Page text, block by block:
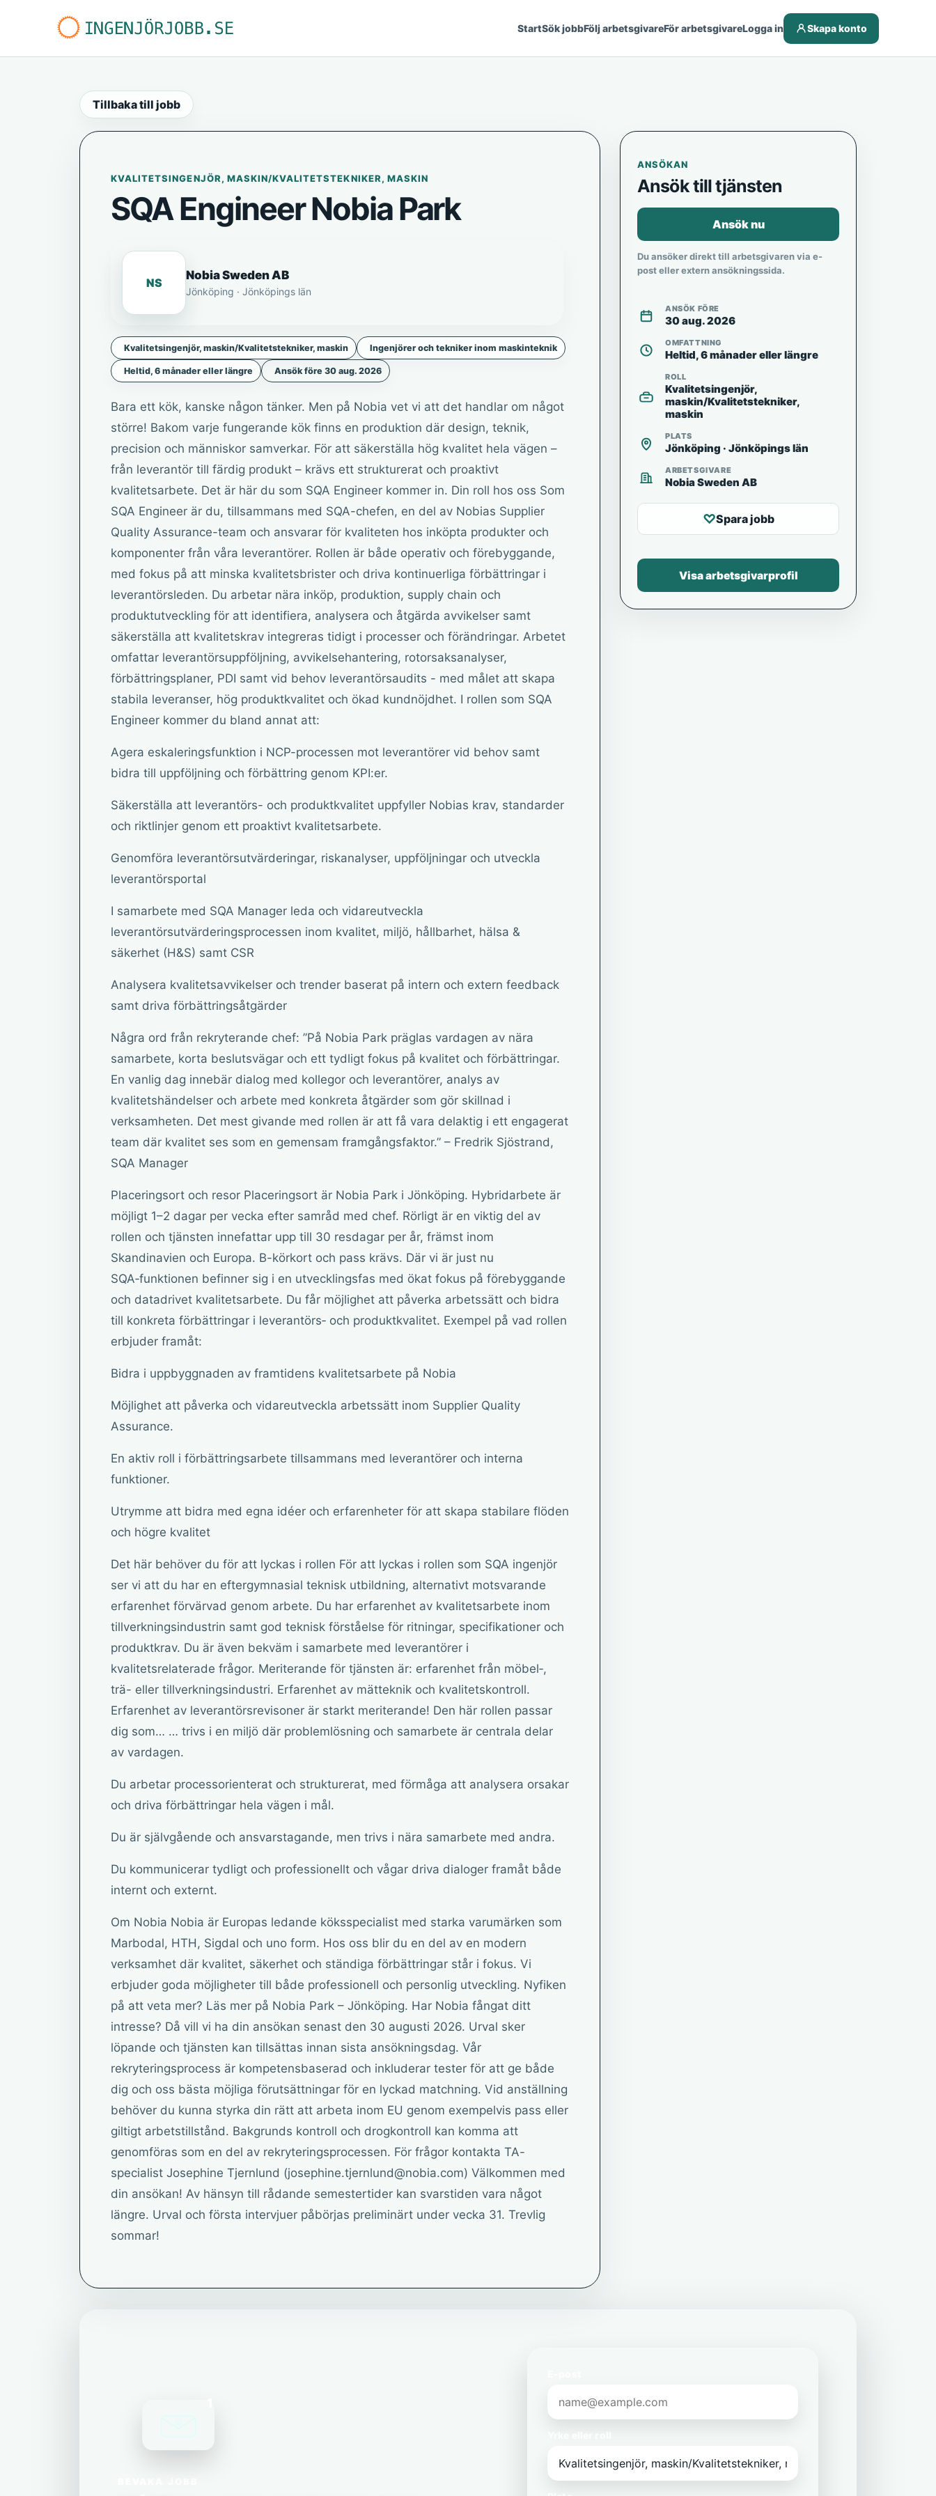
StartSök jobbFölj arbetsgivareFör arbetsgivareLogga in Skapa konto
Tillbaka till jobb
KVALITETSINGENJÖR, MASKIN/KVALITETSTEKNIKER, MASKIN
SQA Engineer Nobia Park
NS
Nobia Sweden AB
Jönköping · Jönköpings län
Kvalitetsingenjör, maskin/Kvalitetstekniker, maskin Ingenjörer och tekniker inom maskinteknik
Heltid, 6 månader eller längre Ansök före 30 aug. 2026
Bara ett kök, kanske någon tänker. Men på Nobia vet vi att det handlar om något
större! Bakom varje fungerande kök finns en produktion där design, teknik,
precision och människor samverkar. För att säkerställa hög kvalitet hela vägen –
från leverantör till färdig produkt – krävs ett strukturerat och proaktivt
kvalitetsarbete. Det är här du som SQA Engineer kommer in. Din roll hos oss Som
SQA Engineer är du, tillsammans med SQA-chefen, en del av Nobias Supplier
Quality Assurance-team och ansvarar för kvaliteten hos inköpta produkter och
komponenter från våra leverantörer. Rollen är både operativ och förebyggande,
med fokus på att minska kvalitetsbrister och driva kontinuerliga förbättringar i
leverantörsleden. Du arbetar nära inköp, produktion, supply chain och
produktutveckling för att identifiera, analysera och åtgärda avvikelser samt
säkerställa att kvalitetskrav integreras tidigt i processer och förändringar. Arbetet
omfattar leverantörsuppföljning, avvikelsehantering, rotorsaksanalyser,
förbättringsplaner, PDI samt vid behov leverantörsaudits - med målet att skapa
stabila leveranser, hög produktkvalitet och ökad kundnöjdhet. I rollen som SQA
Engineer kommer du bland annat att:
Agera eskaleringsfunktion i NCP-processen mot leverantörer vid behov samt
bidra till uppföljning och förbättring genom KPI:er.
Säkerställa att leverantörs- och produktkvalitet uppfyller Nobias krav, standarder
och riktlinjer genom ett proaktivt kvalitetsarbete.
Genomföra leverantörsutvärderingar, riskanalyser, uppföljningar och utveckla
leverantörsportal
I samarbete med SQA Manager leda och vidareutveckla
leverantörsutvärderingsprocessen inom kvalitet, miljö, hållbarhet, hälsa &
säkerhet (H&S) samt CSR
Analysera kvalitetsavvikelser och trender baserat på intern och extern feedback
samt driva förbättringsåtgärder
Några ord från rekryterande chef: ”På Nobia Park präglas vardagen av nära
samarbete, korta beslutsvägar och ett tydligt fokus på kvalitet och förbättringar.
En vanlig dag innebär dialog med kollegor och leverantörer, analys av
kvalitetshändelser och arbete med konkreta åtgärder som gör skillnad i
verksamheten. Det mest givande med rollen är att få vara delaktig i ett engagerat
team där kvalitet ses som en gemensam framgångsfaktor.” – Fredrik Sjöstrand,
SQA Manager
Placeringsort och resor Placeringsort är Nobia Park i Jönköping. Hybridarbete är
möjligt 1–2 dagar per vecka efter samråd med chef. Rörligt är en viktig del av
rollen och tjänsten innefattar upp till 30 resdagar per år, främst inom
Skandinavien och Europa. B-körkort och pass krävs. Där vi är just nu
SQA‑funktionen befinner sig i en utvecklingsfas med ökat fokus på förebyggande
och datadrivet kvalitetsarbete. Du får möjlighet att påverka arbetssätt och bidra
till konkreta förbättringar i leverantörs‑ och produktkvalitet. Exempel på vad rollen
erbjuder framåt:
Bidra i uppbyggnaden av framtidens kvalitetsarbete på Nobia
Möjlighet att påverka och vidareutveckla arbetssätt inom Supplier Quality
Assurance.
En aktiv roll i förbättringsarbete tillsammans med leverantörer och interna
funktioner.
Utrymme att bidra med egna idéer och erfarenheter för att skapa stabilare flöden
och högre kvalitet
Det här behöver du för att lyckas i rollen För att lyckas i rollen som SQA ingenjör
ser vi att du har en eftergymnasial teknisk utbildning, alternativt motsvarande
erfarenhet förvärvad genom arbete. Du har erfarenhet av kvalitetsarbete inom
tillverkningsindustrin samt god teknisk förståelse för ritningar, specifikationer och
produktkrav. Du är även bekväm i samarbete med leverantörer i
kvalitetsrelaterade frågor. Meriterande för tjänsten är: erfarenhet från möbel‑,
trä- eller tillverkningsindustri. Erfarenhet av mätteknik och kvalitetskontroll.
Erfarenhet av leverantörsrevisoner är starkt meriterande! Den här rollen passar
dig som… … trivs i en miljö där problemlösning och samarbete är centrala delar
av vardagen.
Du arbetar processorienterat och strukturerat, med förmåga att analysera orsakar
och driva förbättringar hela vägen i mål.
Du är självgående och ansvarstagande, men trivs i nära samarbete med andra.
Du kommunicerar tydligt och professionellt och vågar driva dialoger framåt både
internt och externt.
Om Nobia Nobia är Europas ledande köksspecialist med starka varumärken som
Marbodal, HTH, Sigdal och uno form. Hos oss blir du en del av en modern
verksamhet där kvalitet, säkerhet och ständiga förbättringar står i fokus. Vi
erbjuder goda möjligheter till både professionell och personlig utveckling. Nyfiken
på att veta mer? Läs mer på Nobia Park – Jönköping. Har Nobia fångat ditt
intresse? Då vill vi ha din ansökan senast den 30 augusti 2026. Urval sker
löpande och tjänsten kan tillsättas innan sista ansökningsdag. Vår
rekryteringsprocess är kompetensbaserad och inkluderar tester för att ge både
dig och oss bästa möjliga förutsättningar för en lyckad matchning. Vid anställning
behöver du kunna styrka din rätt att arbeta inom EU genom exempelvis pass eller
giltigt arbetstillstånd. Bakgrunds kontroll och drogkontroll kan komma att
genomföras som en del av rekryteringsprocessen. För frågor kontakta TA-
specialist Josephine Tjernlund (josephine.tjernlund@nobia.com) Välkommen med
din ansökan! Av hänsyn till rådande semestertider kan svarstiden vara något
längre. Urval och första intervjuer påbörjas preliminärt under vecka 31. Trevlig
sommar!
ANSÖKAN
Ansök till tjänsten
Ansök nu
Du ansöker direkt till arbetsgivaren via e-
post eller extern ansökningssida.
ANSÖK FÖRE
30 aug. 2026
OMFATTNING
Heltid, 6 månader eller längre
ROLL
Kvalitetsingenjör,
maskin/Kvalitetstekniker,
maskin
PLATS
Jönköping · Jönköpings län
ARBETSGIVARE
Nobia Sweden AB
♡Spara jobb
Visa arbetsgivarprofil